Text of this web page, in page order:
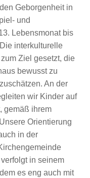
Geborgenheit in
und
Lebensmonat bis
interkulturelle
Ziel gesetzt, die
bewusst zu
An der
wir Kinder auf
gemäß ihrem
Orientierung
in der
in seinem
es eng auch mit